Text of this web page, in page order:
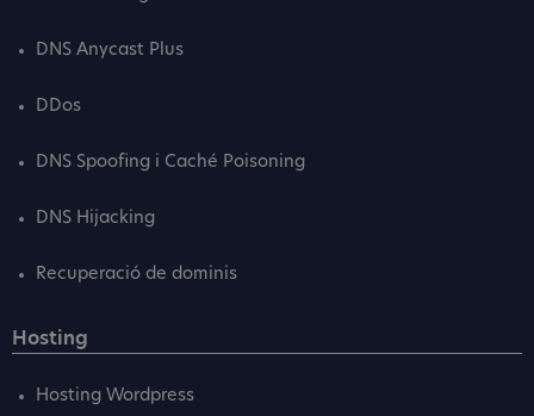
DNS Anycast Plus
DDos
DNS Spoofing i Caché Poisoning
DNS Hijacking
Recuperació de dominis
Hosting
Hosting Wordpress